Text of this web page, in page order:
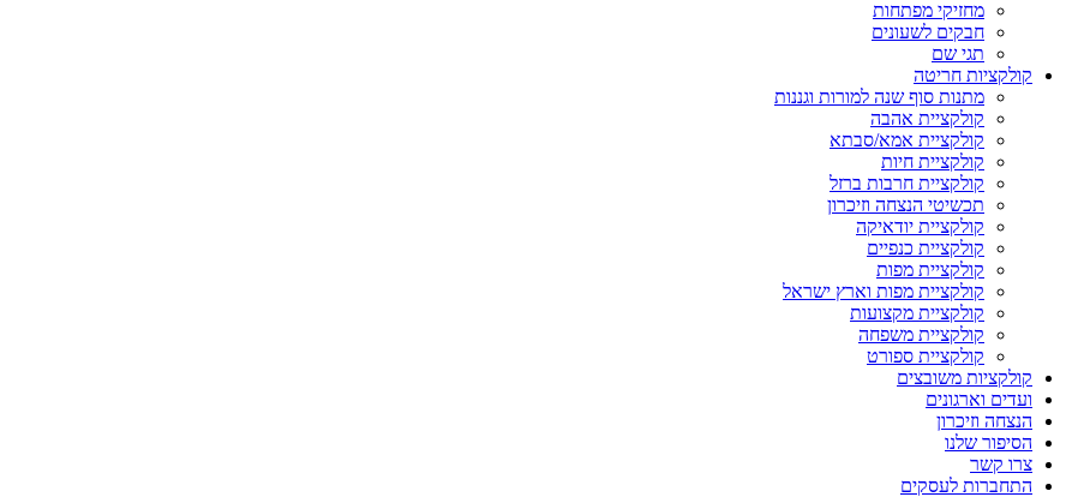
מחזיקי מפתחות
חבקים לשעונים
תגי שם
קולקציות חריטה
מתנות סוף שנה למורות וגננות
קולקציית אהבה
קולקציית אמא/סבתא
קולקציית חיות
קולקציית חרבות ברזל
תכשיטי הנצחה וזיכרון
קולקציית יודאיקה
קולקציית כנפיים
קולקציית מפות
קולקציית מפות וארץ ישראל
קולקציית מקצועות
קולקציית משפחה
קולקציית ספורט
קולקציות משובצים
ועדים וארגונים
הנצחה וזיכרון
הסיפור שלנו
צרו קשר
התחברות לעסקים